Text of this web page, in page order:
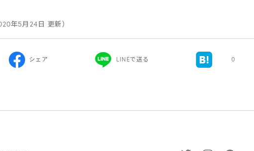
年5月24日 更新）
シェア LINEで送る 0